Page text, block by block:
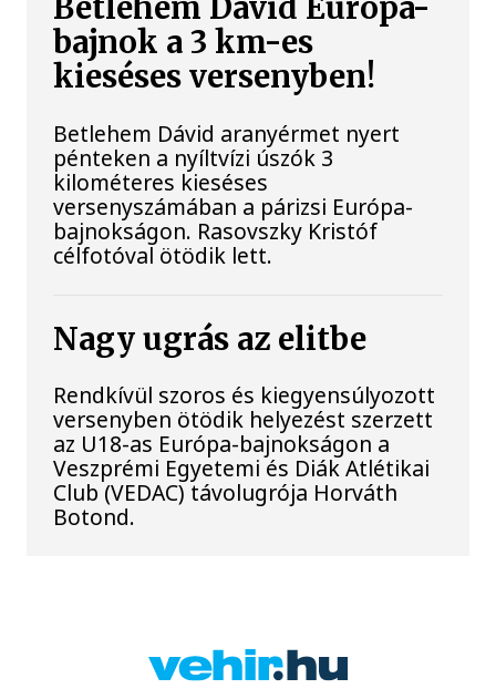
Betlehem Dávid Európa-
bajnok a 3 km-es
kieséses versenyben!
Betlehem Dávid aranyérmet nyert
pénteken a nyíltvízi úszók 3
kilométeres kieséses
versenyszámában a párizsi Európa-
bajnokságon. Rasovszky Kristóf
célfotóval ötödik lett.
Nagy ugrás az elitbe
Rendkívül szoros és kiegyensúlyozott
versenyben ötödik helyezést szerzett
az U18-as Európa-bajnokságon a
Veszprémi Egyetemi és Diák Atlétikai
Club (VEDAC) távolugrója Horváth
Botond.